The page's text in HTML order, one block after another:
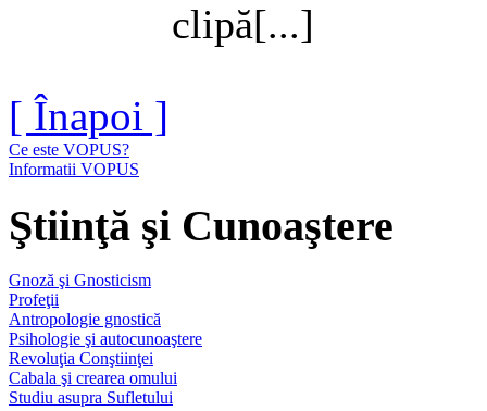
clipă[...]
[ Înapoi ]
Ce este VOPUS?
Informatii VOPUS
Ştiinţă şi Cunoaştere
Gnoză şi Gnosticism
Profeţii
Antropologie gnostică
Psihologie şi autocunoaştere
Revoluţia Conştiinţei
Cabala şi crearea omului
Studiu asupra Sufletului